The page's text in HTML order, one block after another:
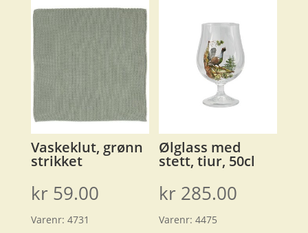
Vaskeklut, grønn
strikket
kr 59.00
Varenr: 4731
Ølglass med
stett, tiur, 50cl
kr 285.00
Varenr:4475